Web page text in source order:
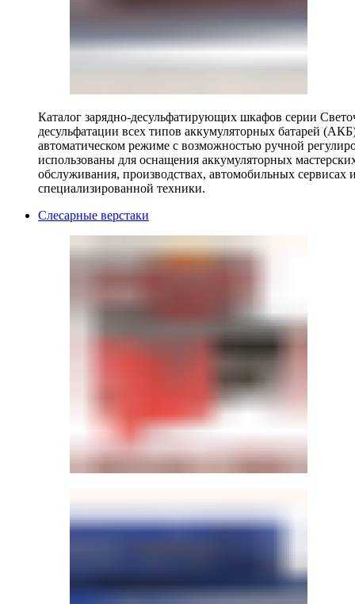
Каталог зарядно-десульфатирующих шкафов серии
десульфатации всех типов аккумуляторных батарей
автоматическом режиме с возможностью ручной
использованы для оснащения аккумуляторных
обслуживания, производствах, автомобильных
специализированной техники.
Слесарные верстаки